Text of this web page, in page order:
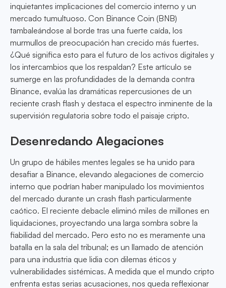
inquietantes implicaciones del comercio interno y un
mercado tumultuoso. Con Binance Coin (BNB)
tambaleándose al borde tras una fuerte caída, los
murmullos de preocupación han crecido más fuertes.
¿Qué significa esto para el futuro de los activos digitales y
los intercambios que los respaldan? Este artículo se
sumerge en las profundidades de la demanda contra
Binance, evalúa las dramáticas repercusiones de un
reciente crash flash y destaca el espectro inminente de la
supervisión regulatoria sobre todo el paisaje cripto.
Desenredando Alegaciones
Un grupo de hábiles mentes legales se ha unido para
desafiar a Binance, elevando alegaciones de comercio
interno que podrían haber manipulado los movimientos
del mercado durante un crash flash particularmente
caótico. El reciente debacle eliminó miles de millones en
liquidaciones, proyectando una larga sombra sobre la
fiabilidad del mercado. Pero esto no es meramente una
batalla en la sala del tribunal; es un llamado de atención
para una industria que lidia con dilemas éticos y
vulnerabilidades sistémicas. A medida que el mundo cripto
enfrenta estas serias acusaciones, nos queda reflexionar